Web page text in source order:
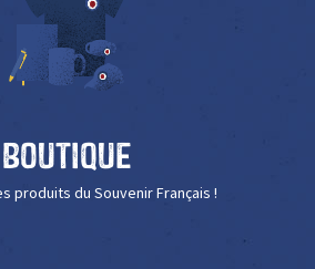
Boutique
produits du Souvenir Français !